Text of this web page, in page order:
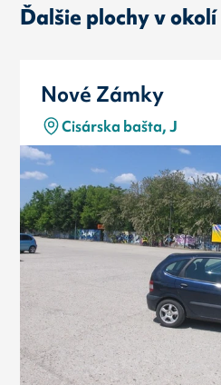
Ďalšie plochy v okolí
Nové Zámky
Cisárska bašta, J